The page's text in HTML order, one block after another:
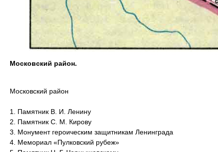
Московский район.
Московский район
1. Памятник В. И. Ленину
2. Памятник С. М. Кирову
3. Монумент героическим защитникам Ленинграда
4. Мемориал «Пулковский рубеж»